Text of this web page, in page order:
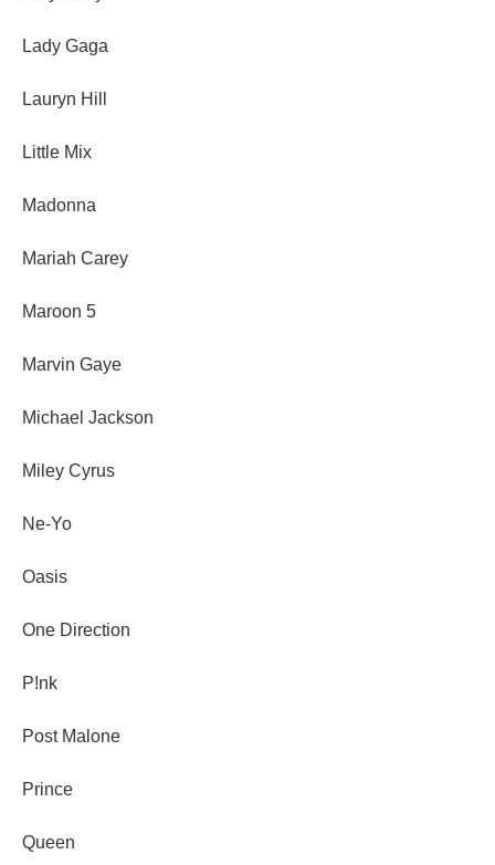
Lady Gaga
Lauryn Hill
Little Mix
Madonna
Mariah Carey
Maroon 5
Marvin Gaye
Michael Jackson
Miley Cyrus
Ne-Yo
Oasis
One Direction
P!nk
Post Malone
Prince
Queen